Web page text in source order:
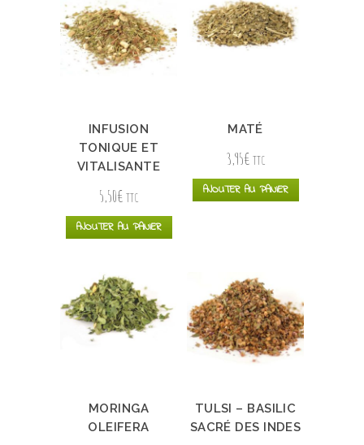
INFUSION
TONIQUE ET
VITALISANTE
5,50€ TTC
AJOUTER AU PANIER
MATÉ
3,95€ TTC
AJOUTER AU PANIER
MORINGA
OLEIFERA
TULSI – BASILIC
SACRÉ DES INDES